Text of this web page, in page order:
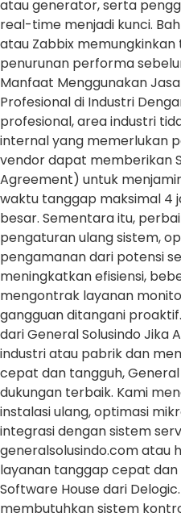
atau generator, serta
real-time menjadi kunci.
atau Zabbix
penurunan performa
Manfaat Menggunakan
Profesional di Industri
profesional, area industri
internal yang memerlukan
vendor dapat memberikan
Agreement) untuk
waktu tanggap maksimal 4
besar. Sementara itu,
pengaturan ulang sistem,
pengamanan dari potensi
meningkatkan efisiensi,
mengontrak layanan
gangguan ditangani
dari General Solusindo Jika
industri atau pabrik dan
cepat dan tangguh,
dukungan terbaik. Kami
instalasi ulang, optimasi
integrasi dengan sistem
generalsolusindo.com atau
layanan tanggap cepat dan
Software House dari
membutuhkan sistem